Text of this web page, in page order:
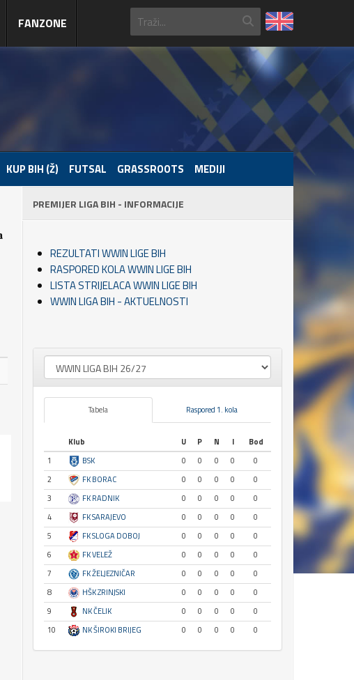
FANZONE
KUP BIH (Ž) FUTSAL GRASSROOTS MEDIJI
PREMIJER LIGA BIH - INFORMACIJE
REZULTATI WWIN LIGE BIH
RASPORED KOLA WWIN LIGE BIH
LISTA STRIJELACA WWIN LIGE BIH
WWIN LIGA BIH - AKTUELNOSTI
Tabela Raspored 1. kola
Klub U P N I
Bod
1
BSK 0 0 0 0
0
2
FK BORAC 0 0 0 0
0
3
FK RADNIK 0 0 0 0
0
4
FK SARAJEVO 0 0 0 0
0
5
FK SLOGA DOBOJ 0 0 0 0
0
6
FK VELEŽ 0 0 0 0
0
7
FK ŽELJEZNIČAR 0 0 0 0
0
8
HŠK ZRINJSKI 0 0 0 0
0
9
NK ČELIK 0 0 0 0
0
10
NK ŠIROKI BRIJEG 0 0 0 0 0